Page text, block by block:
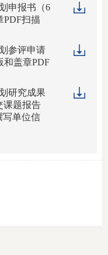
申报书（6
PDF扫描
参评申请
和盖章PDF
研究成果
课题报告
写单位信